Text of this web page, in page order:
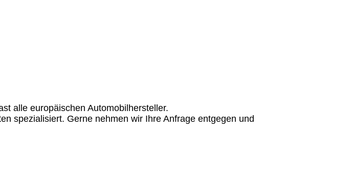
alle europäischen Automobilhersteller.
spezialisiert. Gerne nehmen wir Ihre Anfrage entgegen und